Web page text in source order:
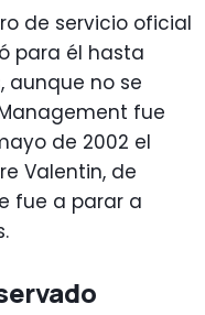
de servicio oficial
para él hasta
aunque no se
fue
de 2002 el
Valentin, de
fue a parar a